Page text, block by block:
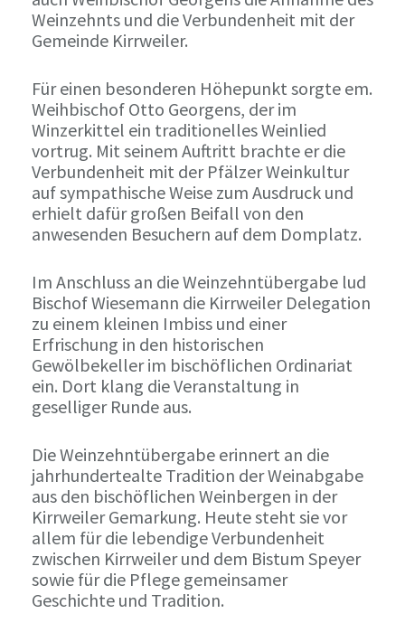
Weinzehnts und die Verbundenheit mit der
Gemeinde Kirrweiler.
Für einen besonderen Höhepunkt sorgte em.
Weihbischof Otto Georgens, der im
Winzerkittel ein traditionelles Weinlied
vortrug. Mit seinem Auftritt brachte er die
Verbundenheit mit der Pfälzer Weinkultur
auf sympathische Weise zum Ausdruck und
erhielt dafür großen Beifall von den
anwesenden Besuchern auf dem Domplatz.
Im Anschluss an die Weinzehntübergabe lud
Bischof Wiesemann die Kirrweiler Delegation
zu einem kleinen Imbiss und einer
Erfrischung in den historischen
Gewölbekeller im bischöflichen Ordinariat
ein. Dort klang die Veranstaltung in
geselliger Runde aus.
Die Weinzehntübergabe erinnert an die
jahrhundertealte Tradition der Weinabgabe
aus den bischöflichen Weinbergen in der
Kirrweiler Gemarkung. Heute steht sie vor
allem für die lebendige Verbundenheit
zwischen Kirrweiler und dem Bistum Speyer
sowie für die Pflege gemeinsamer
Geschichte und Tradition.